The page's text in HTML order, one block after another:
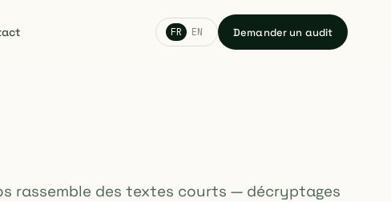
FR EN Demander un audit
rassemble des textes courts — décryptages